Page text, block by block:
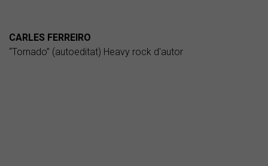
CARLES FERREIRO
“Tornado” (autoeditat) Heavy rock d'autor